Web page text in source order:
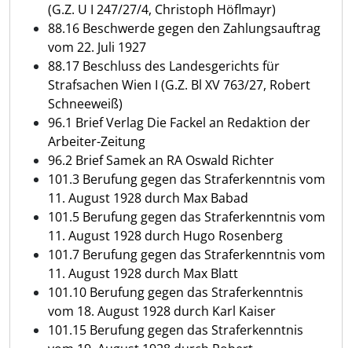
(G.Z. U I 247/27/4, Christoph Höflmayr)
88.16 Beschwerde gegen den Zahlungsauftrag
vom 22. Juli 1927
88.17 Beschluss des Landesgerichts für
Strafsachen Wien I (G.Z. Bl XV 763/27, Robert
Schneeweiß)
96.1 Brief Verlag Die Fackel an Redaktion der
Arbeiter-Zeitung
96.2 Brief Samek an RA Oswald Richter
101.3 Berufung gegen das Straferkenntnis vom
11. August 1928 durch Max Babad
101.5 Berufung gegen das Straferkenntnis vom
11. August 1928 durch Hugo Rosenberg
101.7 Berufung gegen das Straferkenntnis vom
11. August 1928 durch Max Blatt
101.10 Berufung gegen das Straferkenntnis
vom 18. August 1928 durch Karl Kaiser
101.15 Berufung gegen das Straferkenntnis